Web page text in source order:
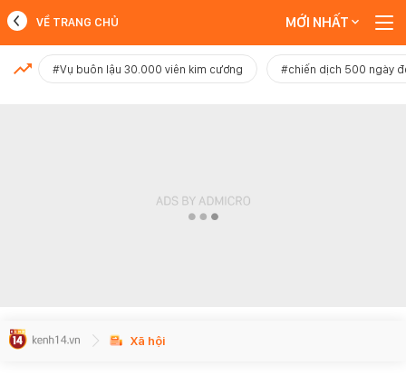
MỚI NHẤT
VỀ TRANG CHỦ MỚI NHẤT
#Vụ buôn lậu 30.000 viên kim cương #chiến dịch 500 ngày
Xã hội